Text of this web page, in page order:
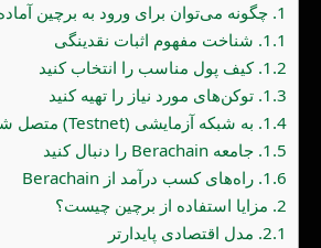
1. چگونه می‌توان برای ورود به برچین
1.1. شناخت مفهوم اثبات نقدینگی
1.2. کیف پول مناسب را انتخاب کنید
1.3. توکن‌های مورد نیاز را تهیه کنید
1.4. به شبکه آزمایشی (Testnet) متصل شوید
1.5. جامعه Berachain را دنبال کنید
1.6. راه‌های کسب درآمد از Berachain
2. مزایا استفاده از برچین چیست؟
2.1. مدل اقتصادی پایدارتر